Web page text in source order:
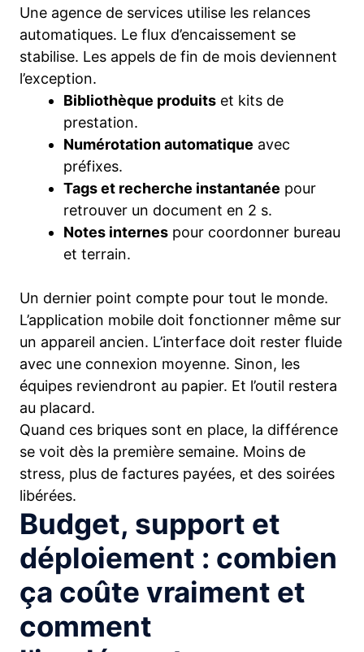
Une agence de services utilise les relances
automatiques. Le flux d’encaissement se
stabilise. Les appels de fin de mois deviennent
l’exception.
Bibliothèque produits et kits de
prestation.
Numérotation automatique avec
préfixes.
Tags et recherche instantanée pour
retrouver un document en 2 s.
Notes internes pour coordonner bureau
et terrain.
Un dernier point compte pour tout le monde.
L’application mobile doit fonctionner même sur
un appareil ancien. L’interface doit rester fluide
avec une connexion moyenne. Sinon, les
équipes reviendront au papier. Et l’outil restera
au placard.
Quand ces briques sont en place, la différence
se voit dès la première semaine. Moins de
stress, plus de factures payées, et des soirées
libérées.
Budget, support et
déploiement : combien
ça coûte vraiment et
comment